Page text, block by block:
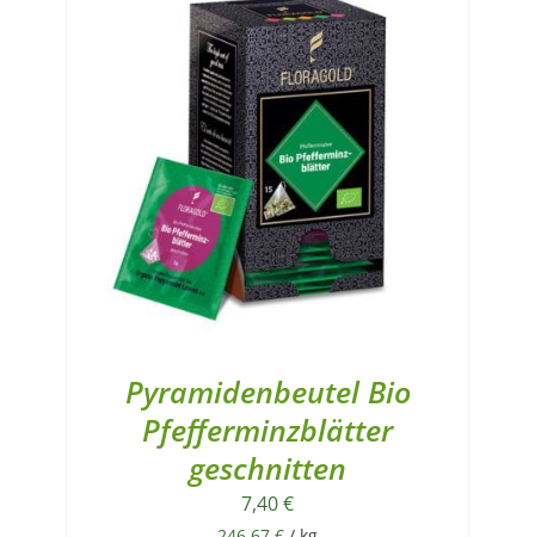
Pyramidenbeutel Bio
Pfefferminzblätter
geschnitten
7,40€